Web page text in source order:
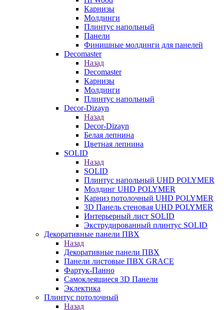
Карнизы
Молдинги
Плинтус напольный
Панели
Финишные молдинги для панелей
Decomaster
Назад
Decomaster
Карнизы
Молдинги
Плинтус напольный
Decor-Dizayn
Назад
Decor-Dizayn
Белая лепнина
Цветная лепнина
SOLID
Назад
SOLID
Плинтус напольный UHD POLYMER
Молдинг UHD POLYMER
Карниз потолочный UHD POLYMER
3D Панель стеновая UHD POLYMER
Интерьерный лист SOLID
Экструдированный плинтус SOLID
Декоративные панели ПВХ
Назад
Декоративные панели ПВХ
Панели листовые ПВХ GRACE
Фартук-Панно
Самоклеящиеся 3D Панели
Эклектика
Плинтус потолочный
Назад